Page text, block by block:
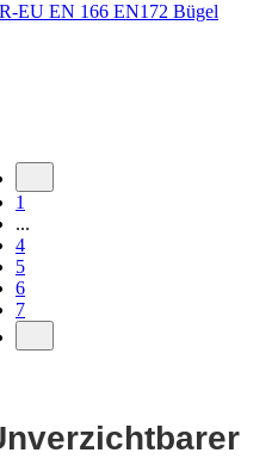
EU EN 166 EN172 Bügel
1
...
4
5
6
7